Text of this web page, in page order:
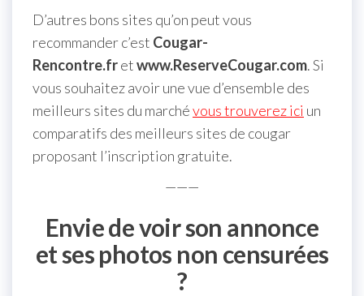
D’autres bons sites qu’on peut vous
recommander c’est Cougar-
Rencontre.fretwww.ReserveCougar.com. Si
vous souhaitez avoir une vue d’ensemble des
meilleurs sites du marchévous trouverez ici un
comparatifs des meilleurs sites de cougar
proposant l’inscription gratuite.
———
Envie de voir son annonce
et ses photos non censurées
?